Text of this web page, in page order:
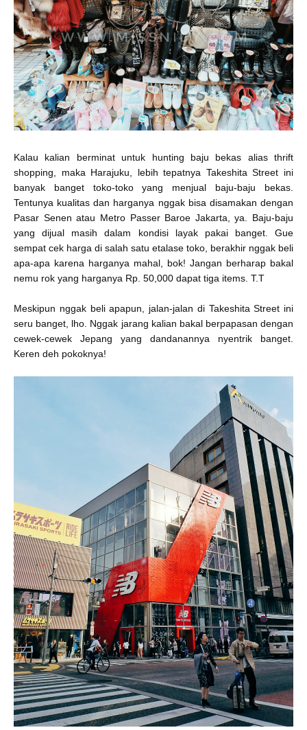
Kalau kalian berminat untuk hunting baju bekas alias thrift
shopping, maka Harajuku, lebih tepatnya Takeshita Street ini
banyak banget toko-toko yang menjual baju-baju bekas.
Tentunya kualitas dan harganya nggak bisa disamakan dengan
Pasar Senen atau Metro Passer Baroe Jakarta, ya. Baju-baju
yang dijual masih dalam kondisi layak pakai banget. Gue
sempat cek harga di salah satu etalase toko, berakhir nggak beli
apa-apa karena harganya mahal, bok! Jangan berharap bakal
nemu rok yang harganya Rp. 50,000 dapat tiga items. T.T
Meskipun nggak beli apapun, jalan-jalan di Takeshita Street ini
seru banget, lho. Nggak jarang kalian bakal berpapasan dengan
cewek-cewek Jepang yang dandanannya nyentrik banget.
Keren deh pokoknya!